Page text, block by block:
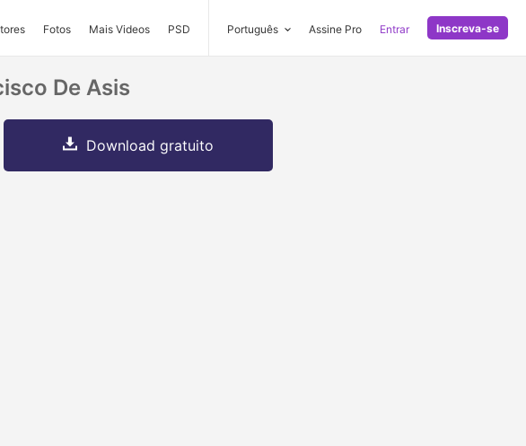
Fotos Mais Videos PSD Português Assine Pro Entrar Inscreva-se
De Asis
Download gratuito